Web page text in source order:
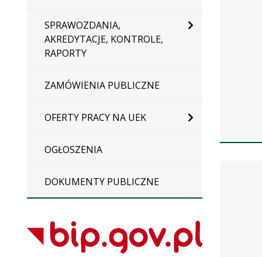
SPRAWOZDANIA,
AKREDYTACJE, KONTROLE,
RAPORTY
ZAMÓWIENIA PUBLICZNE
OFERTY PRACY NA UEK
OGŁOSZENIA
DOKUMENTY PUBLICZNE